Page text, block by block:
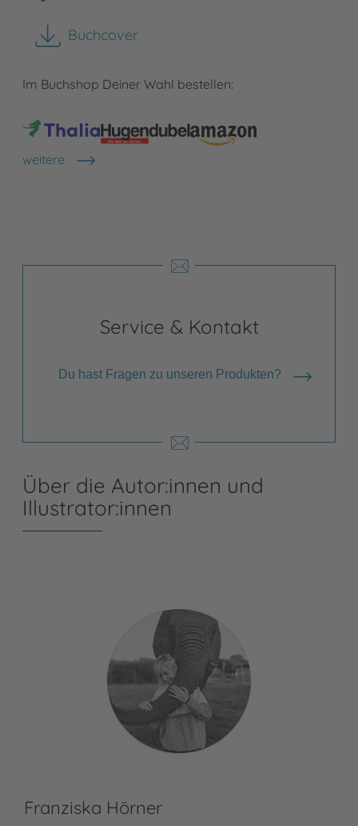
Buchcover
herunterladen
Im Buchshop Deiner Wahl bestellen:
weitere
Shops anzeigen
Service & Kontakt
Du hast Fragen zu unseren Produkten?
Über die Autor:innen und
Illustrator:innen
Franziska Hörner